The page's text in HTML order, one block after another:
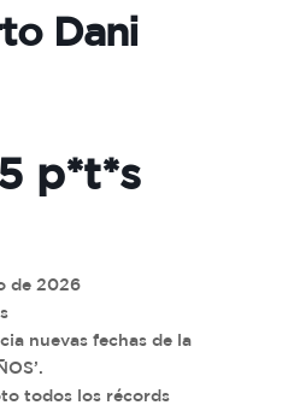
Dani
p*t*s
de 2026
nuevas fechas de la
todos los récords